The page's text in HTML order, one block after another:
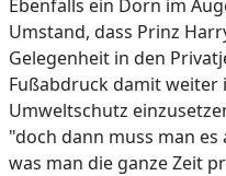
Ebenfalls ein Dorn im
Umstand, dass Prinz
Gelegenheit in den
Fußabdruck damit weiter
Umweltschutz
"doch dann muss man
was man die ganze Zeit